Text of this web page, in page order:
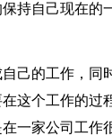
持自己现在的
己的工作，同
这个工作的过
一家公司工作